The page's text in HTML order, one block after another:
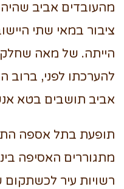
מהעובדים אביב
ציבור במאי שתי
הייתה. של מאה
להערכתו לפני, ברוב
אביב תושבים בטא
תופעת בתל אספה
מתגוררים האסיפה
רשויות עיר